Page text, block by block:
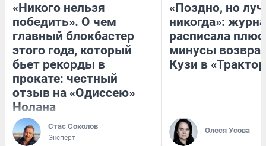
«Никого нельзя
победить». О чем
главный блокбастер
этого года, который
бьет рекорды в
прокате: честный
отзыв на «Одиссею»
Нолана
Стас Соколов
Эксперт
«Поздно, но
никогда»:
расписала
минусы
Кузи в
Олеся Усова